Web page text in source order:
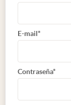
E-mail*
Contraseña*